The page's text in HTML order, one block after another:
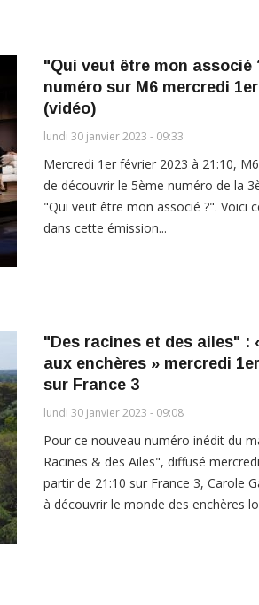
"Qui veut être mon associé
numéro sur M6 mercredi
(vidéo)
lundi 30 janvier 2023 - 09:33
Mercredi 1er février 2023 à 21:10,
de découvrir le 5ème numéro de la
"Qui veut être mon associé ?". Voici
dans cette émission...
"Des racines et des ailes" :
aux enchères » mercredi
sur France 3
lundi 30 janvier 2023 - 09:08
Pour ce nouveau numéro inédit du
Racines & des Ailes", diffusé
partir de 21:10 sur France 3, Carole
à découvrir le monde des enchères